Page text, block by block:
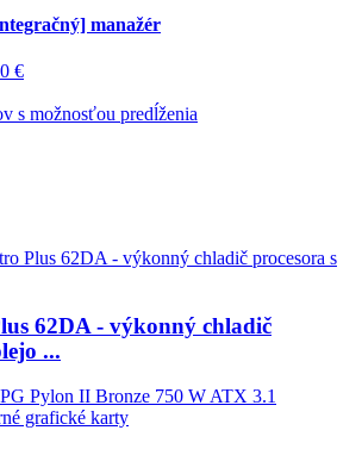
manažér
€
s možnosťou predĺženia
62DA - výkonný chladič
...